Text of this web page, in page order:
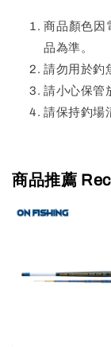
商品顏色因
品為準。
請勿用於釣
請小心保管
請保持釣場
商品推薦